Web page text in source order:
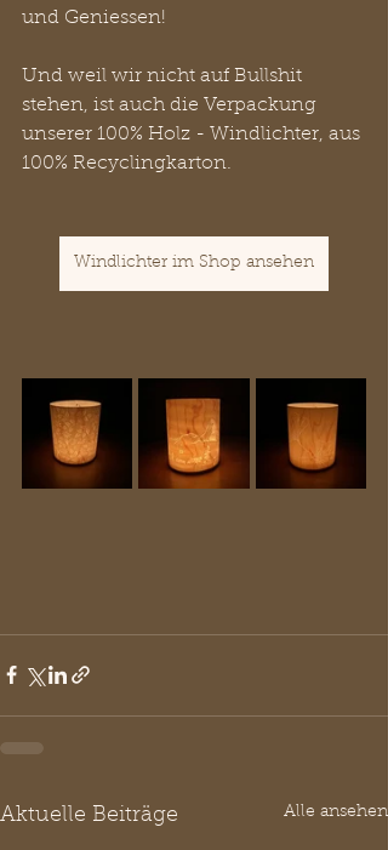
und Geniessen!
Und weil wir nicht auf Bullshit
stehen, ist auch die Verpackung
unserer 100% Holz - Windlichter, aus
100% Recyclingkarton.
Windlichter im Shop ansehen
Aktuelle Beiträge Alle ansehen